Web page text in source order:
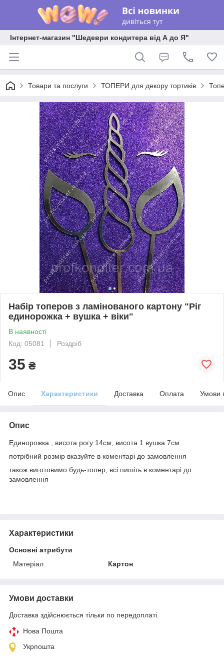
Інтернет-магазин "Шедеври кондитера від А до Я"
Товари та послуги ТОПЕРИ для декору тортиків
Набір топеров з ламінованого картону "Ріг
единорожка + вушка + віки"
В наявності
Код: 05081
Роздріб
35 ₴
Опис Характеристики Доставка Оплата Умови
Опис
Единорожка , висота рогу 14см, висота 1 вушка 7см
потрібний розмір вказуйте в коментарі до замовлення
також виготовимо будь-топер, всі пишіть в коментарі до
замовлення
Характеристики
Основні атрибути
Матеріал
Картон
Умови доставки
Доставка здійснюється тільки по передоплаті.
Нова Пошта
Укрпошта